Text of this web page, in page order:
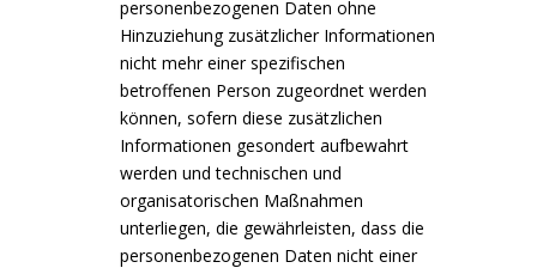
personenbezogenen Daten ohne
Hinzuziehung zusätzlicher Informationen
nicht mehr einer spezifischen
betroffenen Person zugeordnet werden
können, sofern diese zusätzlichen
Informationen gesondert aufbewahrt
werden und technischen und
organisatorischen Maßnahmen
unterliegen, die gewährleisten, dass die
personenbezogenen Daten nicht einer